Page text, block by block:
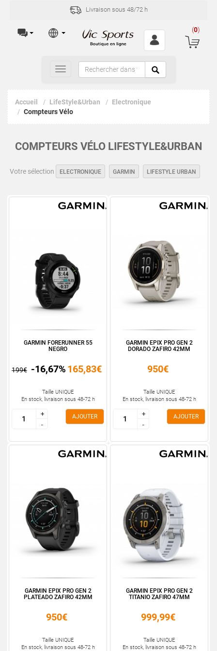
Livraison sous 48/72 h
(0)
Toggle
navigation
Accueil LifeStyle&Urban
Electronique
Compteurs Vélo
COMPTEURS VÉLO LIFESTYLE&URBAN
Votre sélection ELECTRONIQUE GARMIN LIFESTYLE URBAN
GARMIN FORERUNNER 55
NEGRO
199€ -16,67% 165,83€
Taille UNIQUE
En stock, livraison sous 48-72 h
+
-
+
-
AJOUTER
GARMIN EPIX PRO GEN 2
DORADO ZAFIRO 42MM
950€
Taille UNIQUE
En stock, livraison sous 48-72 h
+
-
+
-
AJOUTER
GARMIN EPIX PRO GEN 2
PLATEADO ZAFIRO 42MM
950€
Taille UNIQUE
En stock, livraison sous 48-72 h
GARMIN EPIX PRO GEN 2
TITANIO ZAFIRO 47MM
999,99€
Taille UNIQUE
En stock, livraison sous 48-72 h